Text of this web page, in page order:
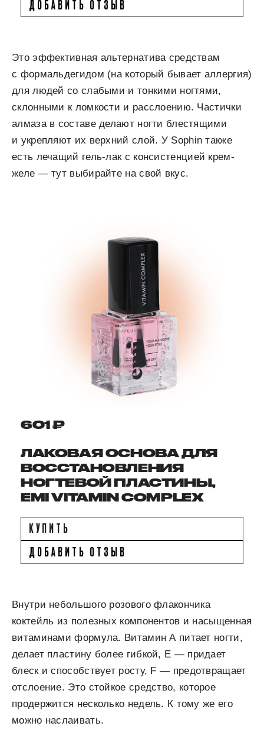
ДОБАВИТЬ ОТЗЫВ
Это эффективная альтернатива средствам
с формальдегидом (на который бывает аллергия)
для людей со слабыми и тонкими ногтями,
склонными к ломкости и расслоению. Частички
алмаза в составе делают ногти блестящими
и укрепляют их верхний слой. У Sophin также
есть лечащий гель-лак с консистенцией крем-
желе — тут выбирайте на свой вкус.
601 ₽
ЛАКОВАЯ ОСНОВА ДЛЯ
ВОССТАНОВЛЕНИЯ
НОГТЕВОЙ ПЛАСТИНЫ,
EMI VITAMIN COMPLEX
КУПИТЬ
ДОБАВИТЬ ОТЗЫВ
Внутри небольшого розового флакончика
коктейль из полезных компонентов и насыщенная
витаминами формула. Витамин А питает ногти,
делает пластину более гибкой, Е — придает
блеск и способствует росту, F — предотвращает
отслоение. Это стойкое средство, которое
продержится несколько недель. К тому же его
можно наслаивать.